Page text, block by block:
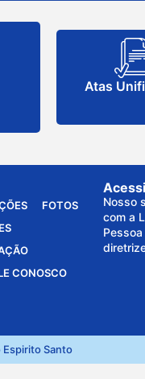
Atas
FOTOS
CONOSCO
Nosso
com a
Espirito Santo